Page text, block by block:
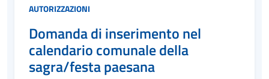
Categoria:
AUTORIZZAZIONI
Domanda di inserimento nel
calendario comunale della
sagra/festa paesana